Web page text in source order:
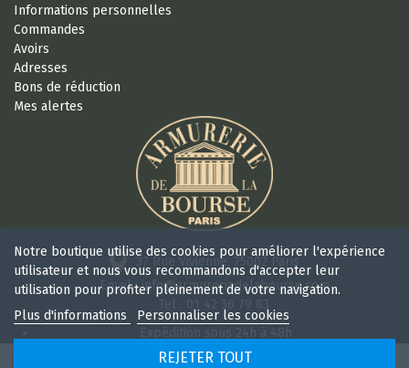
Informations personnelles
Commandes
Avoirs
Adresses
Bons de réduction
Mes alertes
37 Rue Vivienne, 75002 Paris
Email : info@armureriedelabourse.com
Retour sous 15 jours
Notre boutique utilise des cookies pour améliorer l'expérience
utilisateur et nous vous recommandons d'accepter leur
utilisation pour profiter pleinement de votre navigation.
Plus d'informations
Personnaliser les cookies
REJETER TOUT